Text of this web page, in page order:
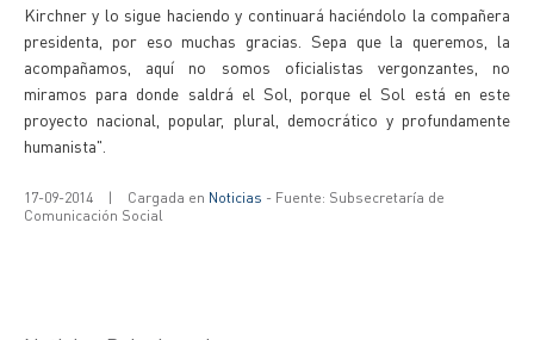
Kirchner y lo sigue haciendo y continuará haciéndolo la compañera
presidenta, por eso muchas gracias. Sepa que la queremos, la
acompañamos, aquí no somos oficialistas vergonzantes, no
miramos para donde saldrá el Sol, porque el Sol está en este
proyecto nacional, popular, plural, democrático y profundamente
humanista".
17-09-2014 | Cargada en Noticias - Fuente: Subsecretaría de
Comunicación Social